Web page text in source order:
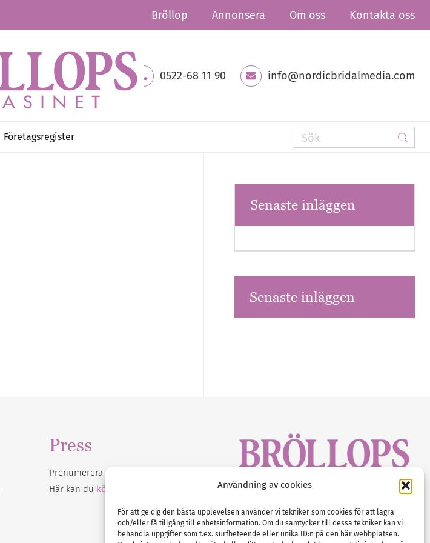
Användning av cookies
För att ge dig den bästa upplevelsen använder vi tekniker som cookies för att lagra
och/eller få tillgång till enhetsinformation. Om du samtycker till dessa tekniker kan vi
behandla uppgifter som t.ex. surfbeteende eller unika ID:n på den här webbplatsen.
Bröllop Annonsera Om oss Kontakta oss
0522-68 11 90 info@nordicbridalmedia.com
Företagsregister
Senaste inläggen
Senaste inläggen
Press
Prenumerera på vårt
Här kan du köpa Bröllopsmagasinet
Tel :0522-68 11 90
E-post:info@nordicbridalmedia.com